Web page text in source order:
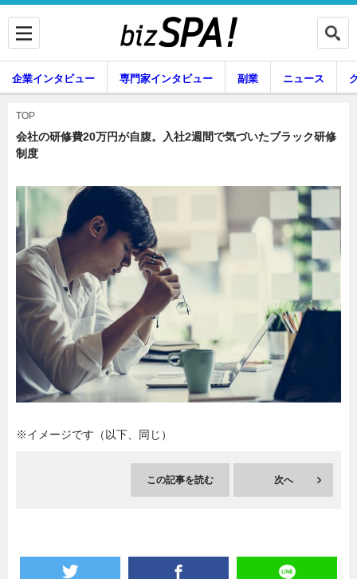
企業インタビュー 専門家インタビュー
グルメ スキル
暮らし エンタメ
企業インタビュー 専門家インタビュー 副業 ニュース
暮らし
TOP
会社の研修費20万円が自腹。入社2週間で気づいたブラック研修
制度
※イメージです（以下、同じ）
この記事を読む 次へ